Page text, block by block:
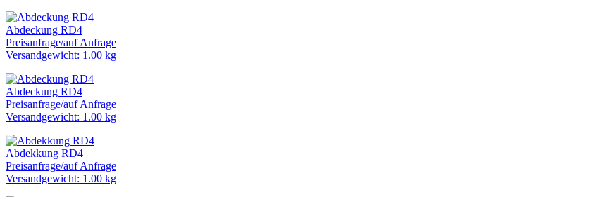
Abdeckung RD4
Preisanfrage/auf Anfrage
Versandgewicht: 1.00 kg
Abdeckung RD4
Preisanfrage/auf Anfrage
Versandgewicht: 1.00 kg
Abdekkung RD4
Preisanfrage/auf Anfrage
Versandgewicht: 1.00 kg